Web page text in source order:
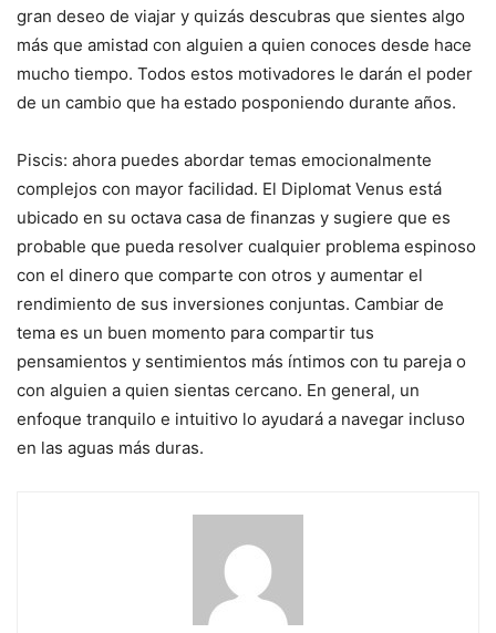
gran deseo de viajar y quizás descubras que sientes algo
más que amistad con alguien a quien conoces desde hace
mucho tiempo. Todos estos motivadores le darán el poder
de un cambio que ha estado posponiendo durante años.
Piscis: ahora puedes abordar temas emocionalmente
complejos con mayor facilidad. El Diplomat Venus está
ubicado en su octava casa de finanzas y sugiere que es
probable que pueda resolver cualquier problema espinoso
con el dinero que comparte con otros y aumentar el
rendimiento de sus inversiones conjuntas. Cambiar de
tema es un buen momento para compartir tus
pensamientos y sentimientos más íntimos con tu pareja o
con alguien a quien sientas cercano. En general, un
enfoque tranquilo e intuitivo lo ayudará a navegar incluso
en las aguas más duras.